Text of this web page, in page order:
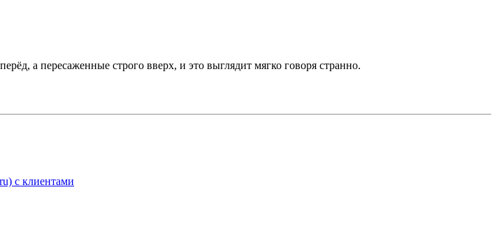
а пересаженные строго вверх, и это выглядит мягко говоря странно.
с клиентами